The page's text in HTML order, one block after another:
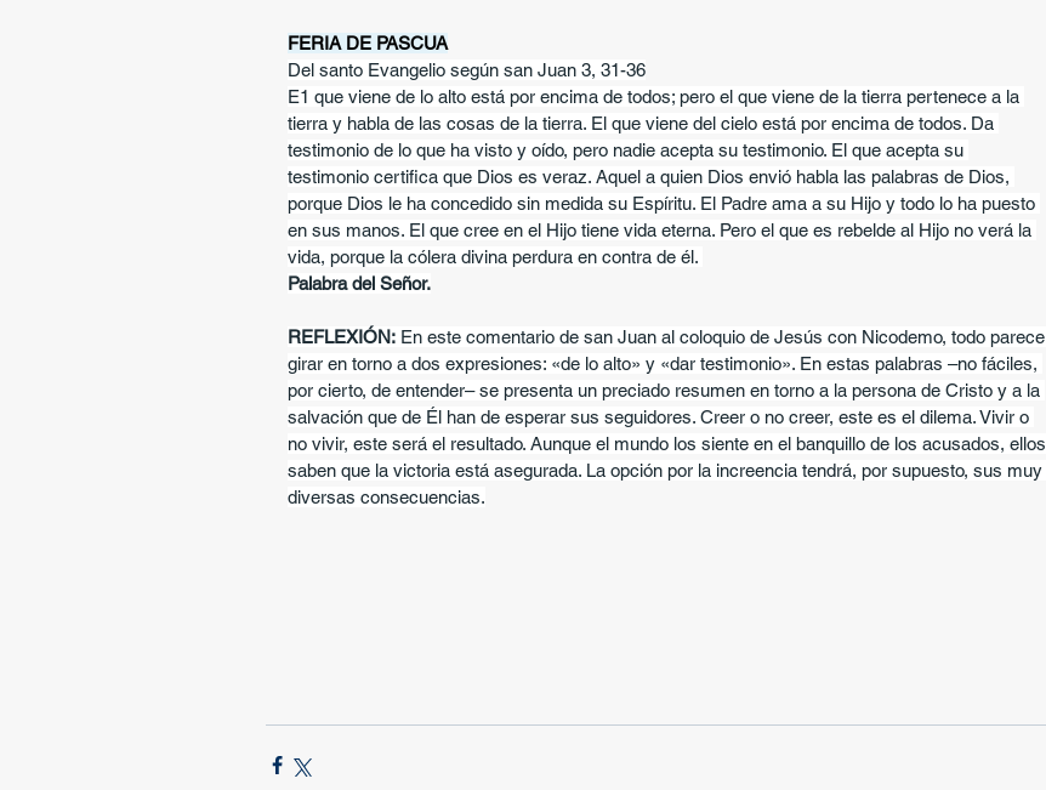
FERIA DE PASCUA
Del santo Evangelio según san Juan 3, 31-36
E1 que viene de lo alto está por encima de todos; pero el que viene de la tierra pertenece a la
tierra y habla de las cosas de la tierra. El que viene del cielo está por encima de todos. Da
testimonio de lo que ha visto y oído, pero nadie acepta su testimonio. El que acepta su
testimonio certifica que Dios es veraz. Aquel a quien Dios envió habla las palabras de Dios,
porque Dios le ha concedido sin medida su Espíritu. El Padre ama a su Hijo y todo lo ha puesto
en sus manos. El que cree en el Hijo tiene vida eterna. Pero el que es rebelde al Hijo no verá la
vida, porque la cólera divina perdura en contra de él.
Palabra del Señor.
REFLEXIÓN: En este comentario de san Juan al coloquio de Jesús con Nicodemo, todo parece
girar en torno a dos expresiones: «de lo alto» y «dar testimonio». En estas palabras –no fáciles,
por cierto, de entender– se presenta un preciado resumen en torno a la persona de Cristo y a la
salvación que de Él han de esperar sus seguidores. Creer o no creer, este es el dilema. Vivir o
no vivir, este será el resultado. Aunque el mundo los siente en el banquillo de los acusados, ellos
saben que la victoria está asegurada. La opción por la increencia tendrá, por supuesto, sus muy
diversas consecuencias.